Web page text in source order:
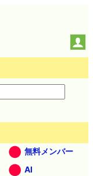
無料メンバー
AI